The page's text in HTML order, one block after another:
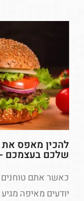
להכין מאפס את
שלכם בעצמכם -
כאשר אתם
יודעים מאיפה